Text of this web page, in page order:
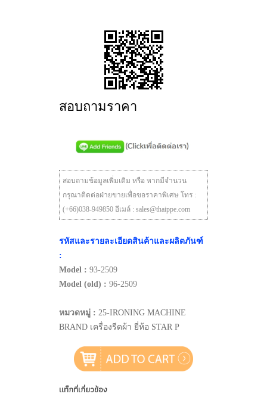
สอบถามราคา
สอบถามข้อมูลเพิ่มเติม หรือ หากมีจำนวน
กรุณาติดต่อฝ่ายขายเพื่อขอราคาพิเศษ โทร :
(+66)038-949850 อีเมล์ : sales@thaippe.com
รหัสและรายละเอียดสินค้าและผลิตภันฑ์
:
Model : 93-2509
Model (old) : 96-2509
หมวดหมู่ : 25-IRONING MACHINE
BRAND เครื่องรีดผ้า ยี่ห้อ STAR P
แท็กที่เกี่ยวข้อง